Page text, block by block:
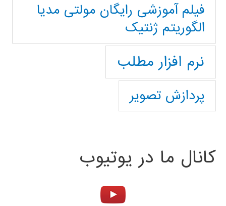
فیلم آموزشی رایگان مولتی مدیا
الگوریتم ژنتیک
نرم افزار مطلب
پردازش تصویر
کانال ما در یوتیوب